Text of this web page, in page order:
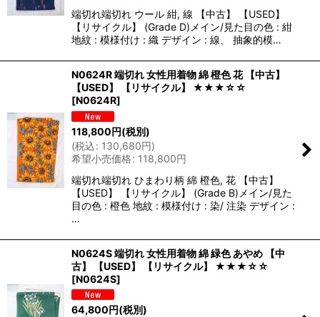
端切れ端切れ ウール 紺, 線 【中古】 【USED】
【リサイクル】 (Grade D)メイン/見た目の色 : 紺
地紋 : 模様付け : 織 デザイン : 線、 抽象的模…
N0624R 端切れ 女性用着物 綿 橙色 花 【中古】
【USED】 【リサイクル】 ★★★☆☆
[N0624R]
118,800円(税別)
(税込: 130,680円)
希望小売価格: 118,800円
端切れ端切れ ひまわり柄 綿 橙色, 花 【中古】
【USED】 【リサイクル】 (Grade B)メイン/見た
目の色 : 橙色 地紋 : 模様付け : 染/ 注染 デザイン :
…
N0624S 端切れ 女性用着物 綿 緑色 あやめ 【中
古】 【USED】 【リサイクル】 ★★★☆☆
[N0624S]
64,800円(税別)